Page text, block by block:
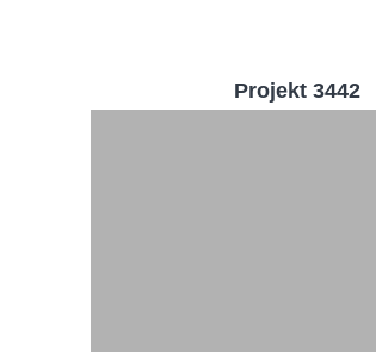
Projekt 3442